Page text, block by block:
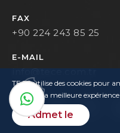
FAX
+90 224 243 85 25
E-MAIL
info@tece.com.tr
TECE utilise des cookies pour
garantir la meilleure
Admet le